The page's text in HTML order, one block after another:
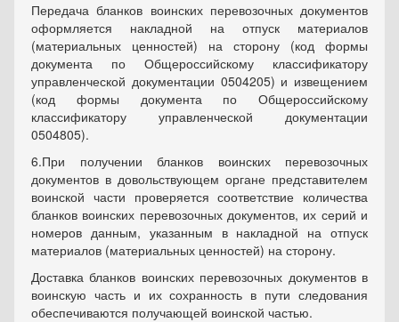
Передача бланков воинских перевозочных документов
оформляется накладной на отпуск материалов
(материальных ценностей) на сторону (код формы
документа по Общероссийскому классификатору
управленческой документации 0504205) и извещением
(код формы документа по Общероссийскому
классификатору управленческой документации
0504805).
6.При получении бланков воинских перевозочных
документов в довольствующем органе представителем
воинской части проверяется соответствие количества
бланков воинских перевозочных документов, их серий и
номеров данным, указанным в накладной на отпуск
материалов (материальных ценностей) на сторону.
Доставка бланков воинских перевозочных документов в
воинскую часть и их сохранность в пути следования
обеспечиваются получающей воинской частью.